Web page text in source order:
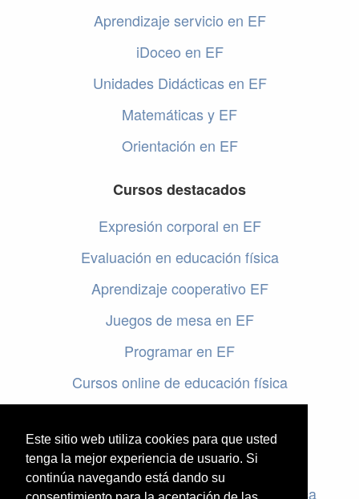
Este sitio web utiliza cookies para que usted
tenga la mejor experiencia de usuario. Si
continúa navegando está dando su
Aprendizaje servicio en EF
iDoceo en EF
Unidades Didácticas en EF
Matemáticas y EF
Orientación en EF
Cursos destacados
Expresión corporal en EF
Evaluación en educación física
Aprendizaje cooperativo EF
Juegos de mesa en EF
Programar en EF
Cursos online de educación física
Evaluación en educación física
Criterios de evaluación en educación física